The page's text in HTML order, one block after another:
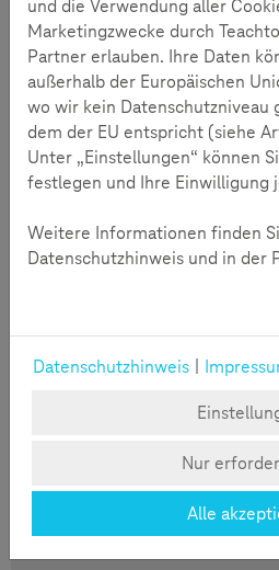
Zielgruppe:Erwachsene
Gesund bleiben!
und die Verwendung aller
Marketingzwecke durch
Partner erlauben. Ihre Daten
außerhalb der Europäischen
wo wir kein Datenschutzniveau
dem der EU entspricht (siehe
Unter „Einstellungen“ können
festlegen und Ihre Einwilligung
Weitere Informationen finden
Datenschutzhinweis und in der
Datenschutzhinweis
Nur
Alle